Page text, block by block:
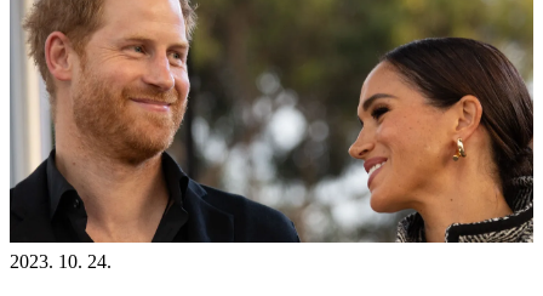
2023. 10. 24.